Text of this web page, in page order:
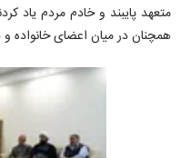
متعهد پایبند و خادم مردم یاد
همچنان در میان اعضای